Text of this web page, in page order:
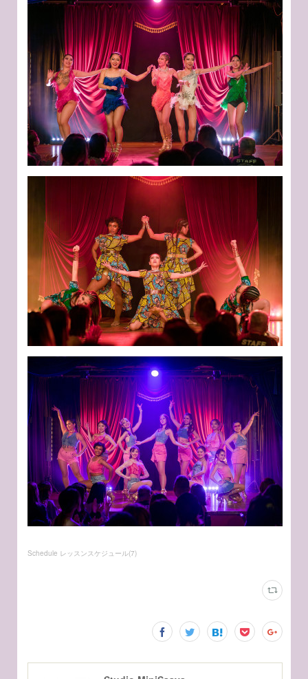
Schedule レッスンスケジュール(7)